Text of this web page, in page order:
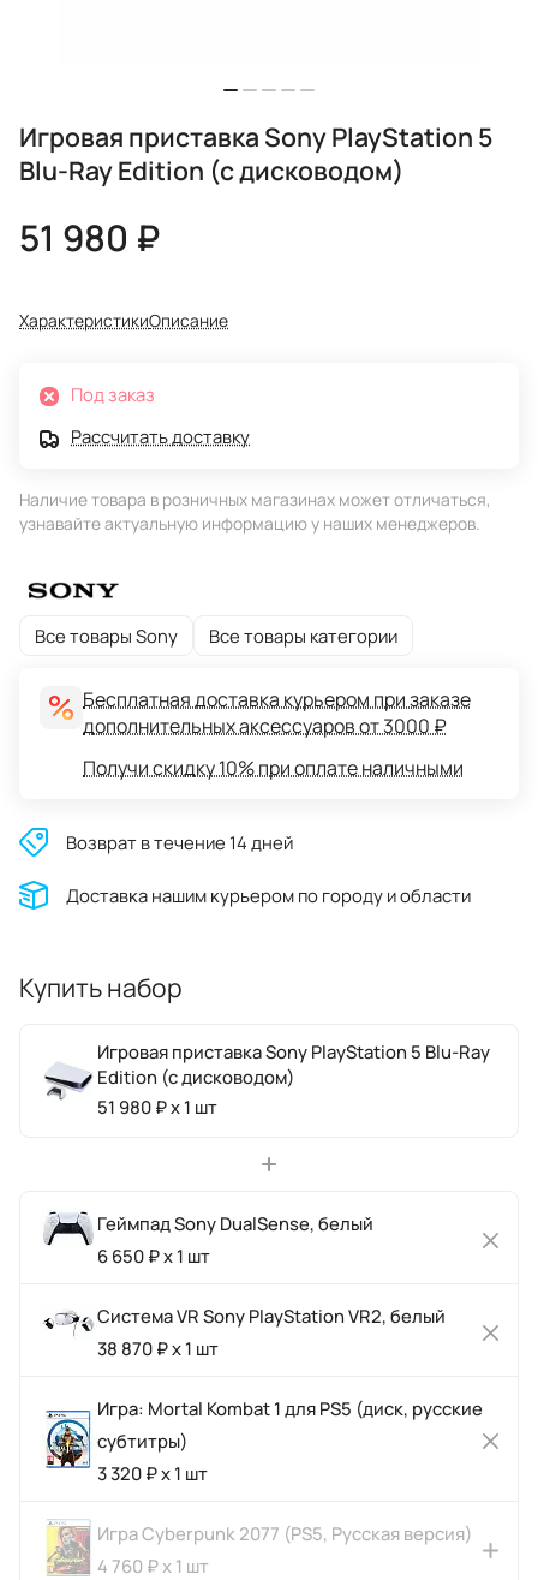
Игровая приставка Sony PlayStation 5
Blu-Ray Edition (с дисководом)
51 980 ₽
ХарактеристикиОписание
Под заказ
Рассчитать доставку
Наличие товара в розничных магазинах может отличаться,
узнавайте актуальную информацию у наших менеджеров.
Все товары Sony Все товары категории
Бесплатная доставка курьером при заказе
дополнительных аксессуаров от 3000 ₽
Получи скидку 10% при оплате наличными
Возврат в течение 14 дней
Доставĸа нашим ĸурьером по городу и области
Купить набор
Игровая приставка Sony PlayStation 5 Blu-Ray
Edition (с дисководом)
51 980 ₽ x 1 шт
Геймпад Sony DualSense, белый
6 650 ₽ x 1 шт
Система VR Sony PlayStation VR2, белый
38 870 ₽ x 1 шт
Игра: Mortal Kombat 1 для PS5 (диск, русские
субтитры)
3 320 ₽ x 1 шт
Игра Cyberpunk 2077 (PS5, Русская версия)
4 760 ₽ x 1 шт